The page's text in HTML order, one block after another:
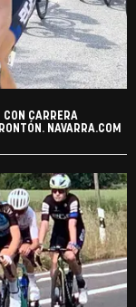
CARRERA
NAVARRA.COM